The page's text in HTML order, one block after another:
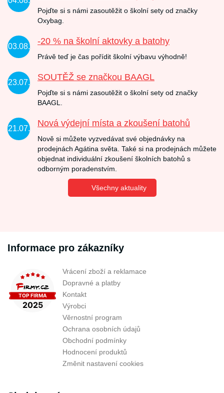
Pojďte si s námi zasoutěžit o školní sety od značky
Oxybag.
03.08.
-20 % na školní aktovky a batohy
Právě teď je čas pořídit školní výbavu výhodně!
23.07.
SOUTĚŽ se značkou BAAGL
Pojďte si s námi zasoutěžit o školní sety od značky
BAAGL.
21.07.
Nová výdejní místa a zkoušení batohů
Nově si můžete vyzvedávat své objednávky na
prodejnách Agátina světa. Také si na prodejnách můžete
objednat individuální zkoušení školních batohů s
odborným poradenstvím.
Všechny aktuality
Informace pro zákazníky
Vrácení zboží a reklamace
Dopravné a platby
Kontakt
Výrobci
Věrnostní program
Ochrana osobních údajů
Obchodní podmínky
Hodnocení produktů
Změnit nastavení cookies